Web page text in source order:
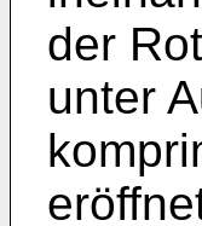
der
unter